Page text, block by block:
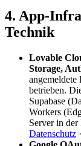
4. App-
Technik
Lovable
Storage,
betrieben.
Supabase
Workers
Server in
Datenschutz ·